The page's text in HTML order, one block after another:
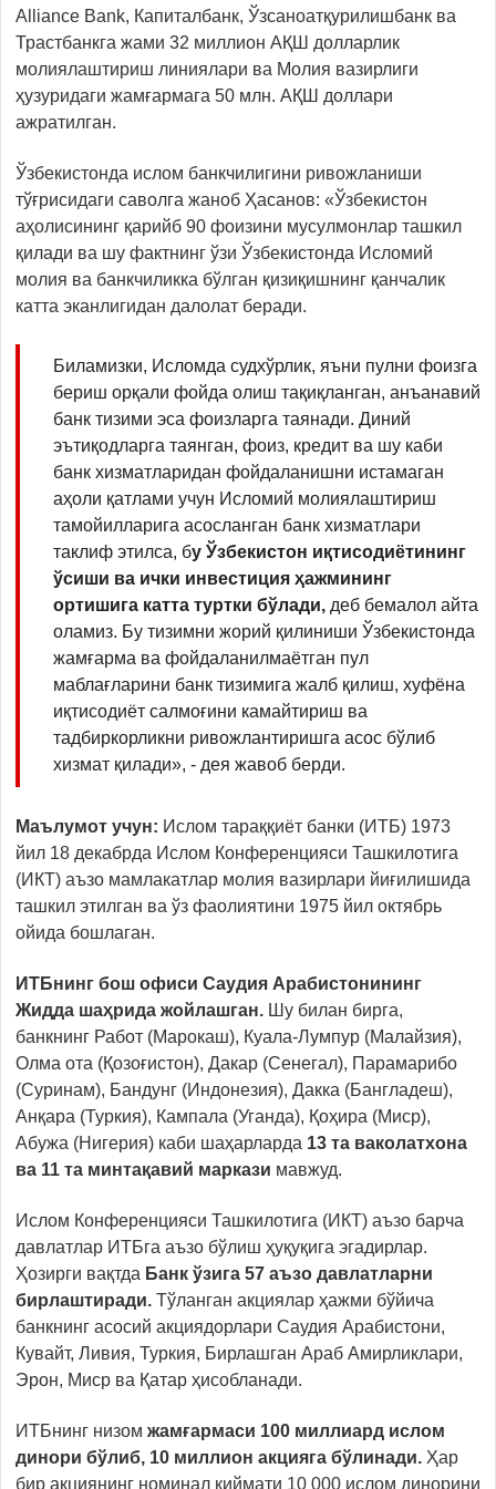
Alliance Bank, Капиталбанк, Ўзсаноатқурилишбанк ва
Трастбанкга жами 32 миллион АҚШ долларлик
молиялаштириш линиялари ва Молия вазирлиги
ҳузуридаги жамғармага 50 млн. АҚШ доллари
ажратилган.
Ўзбекистонда ислом банкчилигини ривожланиши
тўғрисидаги саволга жаноб Ҳасанов: «Ўзбекистон
аҳолисининг қарийб 90 фоизини мусулмонлар ташкил
қилади ва шу фактнинг ўзи Ўзбекистонда Исломий
молия ва банкчиликка бўлган қизиқишнинг қанчалик
катта эканлигидан далолат беради.
Биламизки, Исломда судхўрлик, яъни пулни фоизга
бериш орқали фойда олиш тақиқланган, анъанавий
банк тизими эса фоизларга таянади. Диний
эътиқодларга таянган, фоиз, кредит ва шу каби
банк хизматларидан фойдаланишни истамаган
аҳоли қатлами учун Исломий молиялаштириш
тамойилларига асосланган банк хизматлари
таклиф этилса, бу Ўзбекистон иқтисодиётининг
ўсиши ва ички инвестиция ҳажмининг
ортишига катта туртки бўлади, деб бемалол айта
оламиз. Бу тизимни жорий қилиниши Ўзбекистонда
жамғарма ва фойдаланилмаётган пул
маблағларини банк тизимига жалб қилиш, хуфёна
иқтисодиёт салмоғини камайтириш ва
тадбиркорликни ривожлантиришга асос бўлиб
хизмат қилади», - дея жавоб берди.
Маълумот учун: Ислом тараққиёт банки (ИТБ) 1973
йил 18 декабрда Ислом Конференцияси Ташкилотига
(ИКТ) аъзо мамлакатлар молия вазирлари йиғилишида
ташкил этилган ва ўз фаолиятини 1975 йил октябрь
ойида бошлаган.
ИТБнинг бош офиси Саудия Арабистонининг
Жидда шаҳрида жойлашган. Шу билан бирга,
банкнинг Работ (Марокаш), Куала-Лумпур (Малайзия),
Олма ота (Қозоғистон), Дакар (Сенегал), Парамарибо
(Суринам), Бандунг (Индонезия), Дакка (Бангладеш),
Анқара (Туркия), Кампала (Уганда), Қоҳира (Миср),
Абужа (Нигерия) каби шаҳарларда 13 та ваколатхона
ва 11 та минтақавий маркази мавжуд.
Ислом Конференцияси Ташкилотига (ИКТ) аъзо барча
давлатлар ИТБга аъзо бўлиш ҳуқуқига эгадирлар.
Ҳозирги вақтда Банк ўзига 57 аъзо давлатларни
бирлаштиради. Тўланган акциялар ҳажми бўйича
банкнинг асосий акциядорлари Саудия Арабистони,
Кувайт, Ливия, Туркия, Бирлашган Араб Амирликлари,
Эрон, Миср ва Қатар ҳисобланади.
ИТБнинг низом жамғармаси 100 миллиард ислом
динори бўлиб, 10 миллион акцияга бўлинади. Ҳар
бир акциянинг номинал қиймати 10 000 ислом динорини